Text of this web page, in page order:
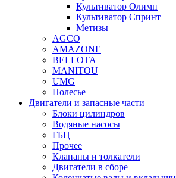
Культиватор Олимп
Культиватор Спринт
Метизы
AGCO
AMAZONE
BELLOTA
MANITOU
UMG
Полесье
Двигатели и запасные части
Блоки цилиндров
Водяные насосы
ГБЦ
Прочее
Клапаны и толкатели
Двигатели в сборе